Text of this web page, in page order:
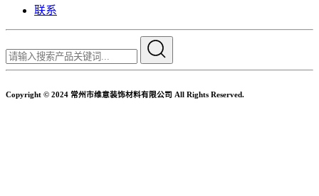
联系
Copyright © 2024 常州市维意装饰材料有限公司 All Rights Reserved.